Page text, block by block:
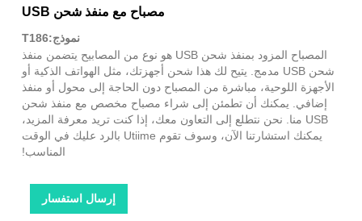
مصباح مع منفذ شحن USB
نموذج:T186
المصباح المزود بمنفذ شحن USB هو نوع من المصابيح يتضمن منفذ
شحن USB مدمج. يتيح لك هذا شحن أجهزتك، مثل الهواتف الذكية أو
الأجهزة اللوحية، مباشرة من المصباح دون الحاجة إلى محول أو منفذ
إضافي. يمكنك أن تطمئن إلى شراء مصباح مخصص مع منفذ شحن
USB منا. نحن نتطلع إلى التعاون معك، إذا كنت تريد معرفة المزيد،
يمكنك استشارتنا الآن، وسوف تقوم Utiime بالرد عليك في الوقت
المناسب!
إرسال استفسار